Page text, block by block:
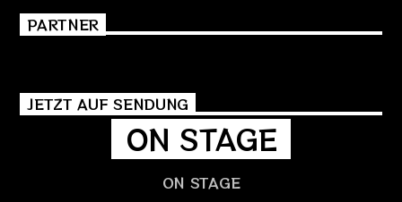
PARTNER
JETZT AUF SENDUNG
ON STAGE
ON STAGE